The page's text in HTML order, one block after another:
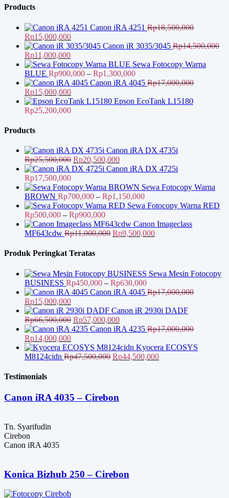
Fotocopy
Surakarta
Products
Canon iRA 4251 Rp18,500,000
Harga
aslinya
adalah:
Rp18,500,000.
Rp15,000,000Harga
saat
adalah:
Rp15,000,000.
Canon iR 3035/3045 Rp14,500,000
Harga
aslinya
adalah:
Rp14,500,000.
Rp11,000,000Harga
saat
ini
adalah:
Rp11,000,000.
Sewa Fotocopy Warna
BLUE Rp900,000 – Rp1,300,000Rentang
harga:
hingga
Canon iRA 4045 Rp17,000,000
Harga
aslinya
adalah:
Rp15,000,000Harga
saat
ini
Epson EcoTank L15180
Rp25,200,000
Products
Canon iRA DX 4735i
Rp25,500,000 Harga
aslinya
Rp25,500,000.
Rp20,500,000Harga
saat
adalah:
Rp20,500,000.
Canon iRA DX 4725i
Rp17,500,000
Sewa Fotocopy Warna
BROWN Rp700,000 – Rp1,150,000Rentang
harga:
hingga
Rp1,150,000
Sewa Fotocopy Warna RED
Rp500,000 – Rp900,000Rentang
harga:
Rp500,000
Canon Imageclass
MF643cdw Rp11,000,000 Harga
Rp9,500,000Harga
Rp9,500,000.
Produk Peringkat Teratas
Sewa Mesin Fotocopy
BUSINESS Rp450,000 – Rp630,000Rentang
harga:
hingga
Canon iRA 4045 Rp17,000,000
Harga
aslinya
adalah:
Rp17,000,000.
Rp15,000,000Harga
saat
ini
adalah:
Rp15,000,000.
Canon iR 2930i DADF
Rp66,500,000 Harga
aslinya
Rp66,500,000.
Rp57,000,000Harga
saat
adalah:
Rp57,000,000.
Canon iRA 4235 Rp17,000,000
Harga
aslinya
adalah:
Rp14,000,000Harga
saat
ini
Kyocera ECOSYS
M8124cidn Rp47,500,000 Harga
Rp44,500,000Harga
Testimonials
Canon iRA 4035 – Cirebon
Tn. Syarifudin
Cirebon
Canon iRA 4035
Konica Bizhub 250 – Cirebon